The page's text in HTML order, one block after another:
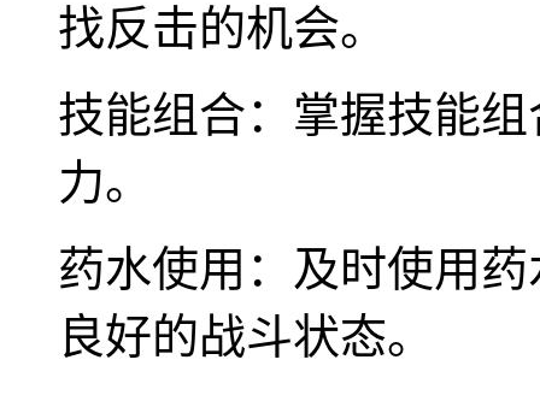
找反击的机会。
技能组合：掌握技能
力。
药水使用：及时使用
良好的战斗状态。